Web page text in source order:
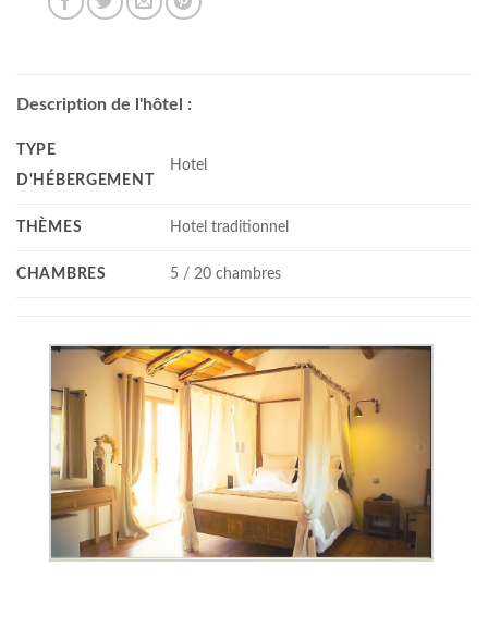
Description de l'hôtel :
TYPE
D'HÉBERGEMENT
Hotel
THÈMES Hotel traditionnel
CHAMBRES 5 / 20 chambres